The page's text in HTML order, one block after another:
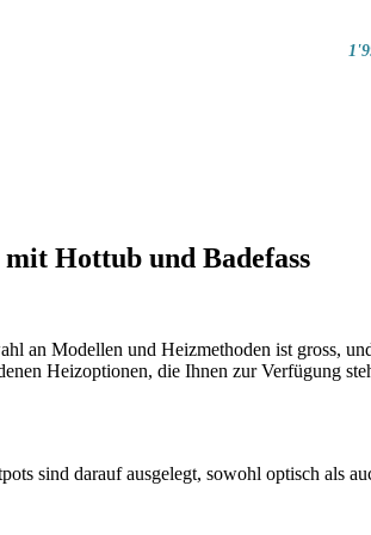
Hottub und Badefass
an Modellen und Heizmethoden ist gross,
Heizoptionen, die Ihnen zur Verfügung
sind darauf ausgelegt, sowohl optisch als